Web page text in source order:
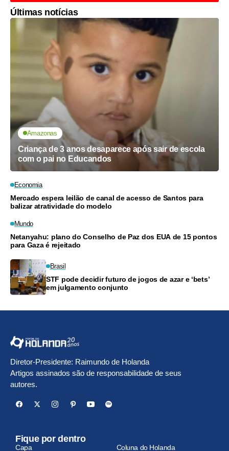
Últimas notícias
Amazonas
Criança de 3 anos desaparece após sair de escola
com o pai no Educandos
Economia
Mercado espera leilão de canal de acesso de Santos para
balizar atratividade do modelo
Mundo
Netanyahu: plano do Conselho de Paz dos EUA de 15 pontos
para Gaza é rejeitado
Brasil
STF pode decidir futuro de jogos de azar e ‘bets’
em julgamento conjunto
Diretor-Presidente: Raimundo de Holanda
Artigos assinados são de responsabilidade de seus
autores.
Fique por dentro
Capa Coluna do Holanda